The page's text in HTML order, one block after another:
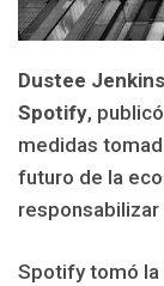
Dustee Jenkins
Spotify,
medidas
futuro de la
responsabilizar
Spotify tomó